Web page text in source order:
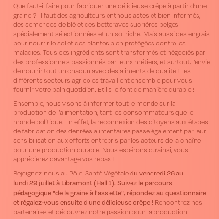
Que faut-il faire pour fabriquer une délicieuse crêpe à partir d’une
graine ? Il faut des agriculteurs enthousiastes et bien informés,
des semences de blé et des betteraves sucrières belges
spécialement sélectionnées et un sol riche. Mais aussi des engrais
pour nourrir le sol et des plantes bien protégées contre les
maladies. Tous ces ingrédients sont transformés et négociés par
des professionnels passionnés par leurs métiers, et surtout, l’envie
de nourrir tout un chacun avec des aliments de qualité ! Les
différents secteurs agricoles travaillent ensemble pour vous
fournir votre pain quotidien. Et ils le font de manière durable !
Ensemble, nous visons à informer tout le monde sur la
production de l’alimentation, tant les consommateurs que le
monde politique. En effet, la reconnexion des citoyens aux étapes
de fabrication des denrées alimentaires passe également par leur
sensibilisation aux efforts entrepris par les acteurs de la chaîne
pour une production durable. Nous espérons qu’ainsi, vous
apprécierez davantage vos repas !
Rejoignez-nous au Pôle Santé Végétaledu vendredi 26 au
lundi 29 juillet à Libramont (Hall 1). Suivez le parcours
pédagogique "de la graine à l'assiette", répondez au questionnaire
et régalez-vous ensuite d'une délicieuse crêpe ! Rencontrez nos
partenaires et découvrez notre passion pour la production